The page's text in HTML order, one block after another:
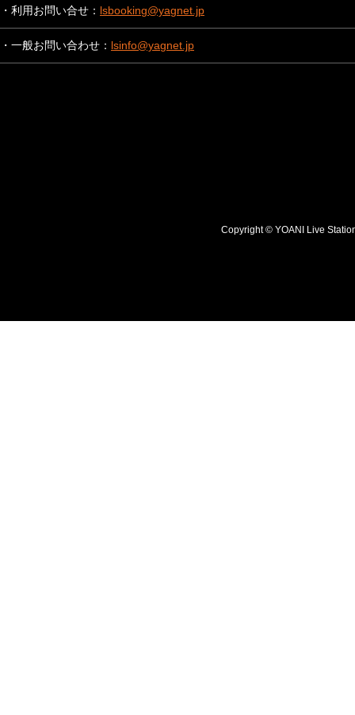
・利用お問い合せ： lsbooking@yagnet.jp
・一般お問い合わせ： lsinfo@yagnet.jp
Copyright © YOANI Live